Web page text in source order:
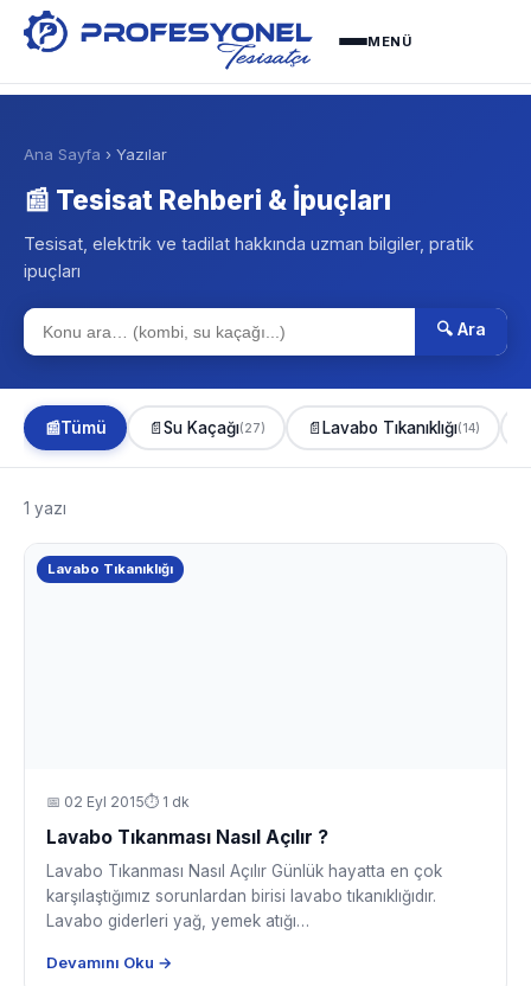
MENÜ
Ana Sayfa › Yazılar
📰 Tesisat Rehberi & İpuçları
Tesisat, elektrik ve tadilat hakkında uzman bilgiler, pratik
ipuçları
🔍 Ara
📰Tümü 📄Su Kaçağı(27) 📄Lavabo Tıkanıklığı(14)
1 yazı
Lavabo Tıkanıklığı
📅 02 Eyl 2015⏱ 1 dk
Lavabo Tıkanması Nasıl Açılır ?
Lavabo Tıkanması Nasıl Açılır Günlük hayatta en çok
karşılaştığımız sorunlardan birisi lavabo tıkanıklığıdır.
Lavabo giderleri yağ, yemek atığı…
Devamını Oku →